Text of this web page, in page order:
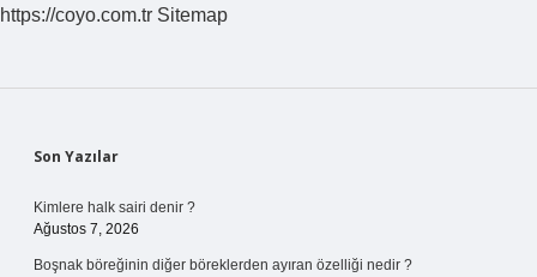
https://coyo.com.tr Sitemap
Sidebar
Son Yazılar
Kimlere halk sairi denir ?
Ağustos 7, 2026
Boşnak böreğinin diğer böreklerden ayıran özelliği nedir ?